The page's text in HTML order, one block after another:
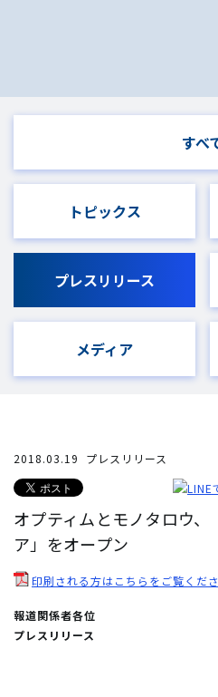
すべ
トピックス
プレスリリース
メディア
2018.03.19 プレスリリース
オプティムとモノタロウ、
ア」をオープン
印刷される方はこちらをご覧くだ
報道関係者各位
プレスリリース